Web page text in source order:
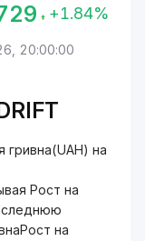
+1.84%
20:00:00
гривна(UAH) на
Рост на
на